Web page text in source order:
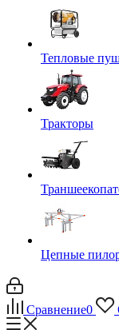
Тепловые
Тракторы
Цепные
Сравнение0